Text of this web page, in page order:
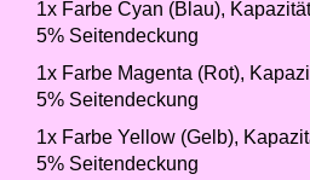
1x Farbe Cyan (Blau),
5% Seitendeckung
1x Farbe Magenta (Rot),
5% Seitendeckung
1x Farbe Yellow (Gelb),
5% Seitendeckung